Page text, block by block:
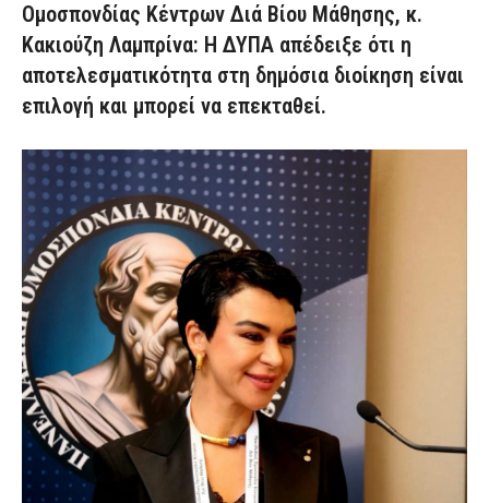
Ομοσπονδίας Κέντρων Διά Βίου Μάθησης, κ.
Κακιούζη Λαμπρίνα: Η ΔΥΠΑ απέδειξε ότι η
αποτελεσματικότητα στη δημόσια διοίκηση είναι
επιλογή και μπορεί να επεκταθεί.